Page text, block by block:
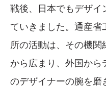
戦後、日本でもデザ
ていきました。通産
所の活動は、その機
から広まり、外国か
のデザイナーの腕を磨